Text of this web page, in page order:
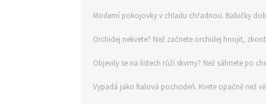
Moderní pokojovky v chladu chřadnou. Babičky
Orchidej nekvete? Než začnete orchidej hnojit,
Objevily se na listech růží skvrny? Než sáhnete po
Vypadá jako fialová pochodeň. Kvete opačně než